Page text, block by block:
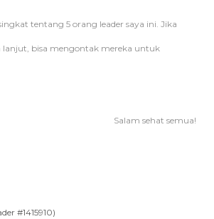
tentang 5 orang leader saya ini. Jika
lanjut, bisa mengontak mereka untuk
Salam sehat semua!
#1415910)